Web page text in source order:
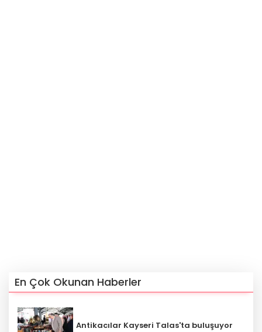
En Çok Okunan Haberler
Antikacılar Kayseri Talas'ta buluşuyor